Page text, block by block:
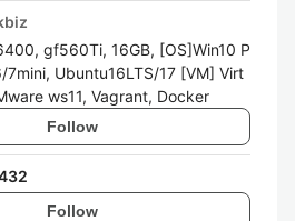
gf560Ti, 16GB, [OS]Win10 P
7mini, Ubuntu16LTS/17 [VM] Virt
ws11, Vagrant, Docker
Follow
Follow